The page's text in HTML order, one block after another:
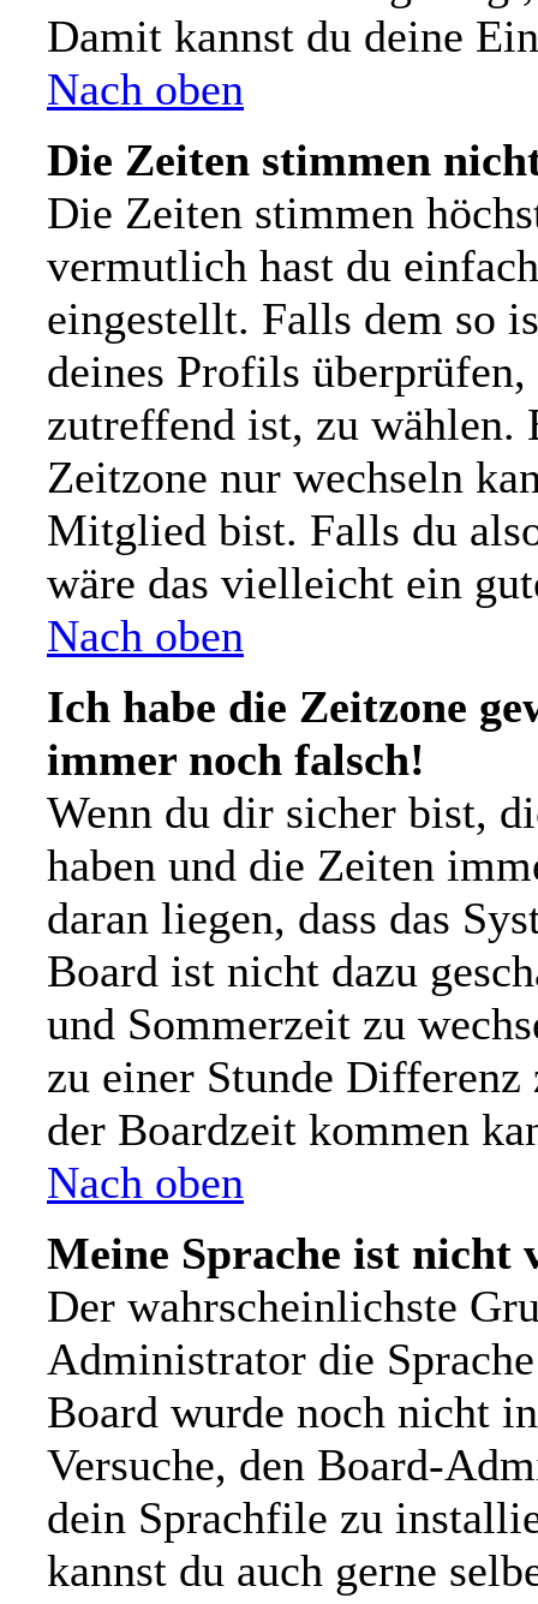
Damit kannst du deine
Nach oben
Die Zeiten stimmen
Die Zeiten stimmen
vermutlich hast du
eingestellt. Falls dem so
deines Profils
zutreffend ist, zu wählen.
Zeitzone nur wechseln
Mitglied bist. Falls du
wäre das vielleicht ein
Nach oben
Ich habe die Zeitzone
immer noch falsch!
Wenn du dir sicher bist,
haben und die Zeiten
daran liegen, dass das
Board ist nicht dazu
und Sommerzeit zu
zu einer Stunde
der Boardzeit kommen
Nach oben
Meine Sprache ist nicht
Der wahrscheinlichste
Administrator die
Board wurde noch nicht
Versuche, den Board-
dein Sprachfile zu
kannst du auch gerne